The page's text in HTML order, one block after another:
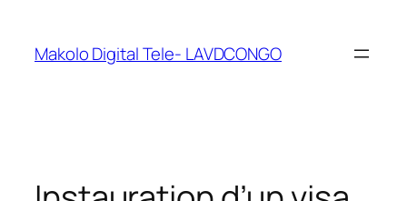
Makolo Digital Tele- LAVDCONGO